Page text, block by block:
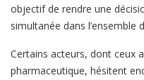
objectif de rendre une
simultanée dans l’ensemble
Certains acteurs, dont ceux
pharmaceutique, hésitent